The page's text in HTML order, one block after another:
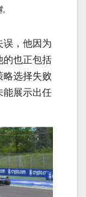
误，他因为
的也正包括
略选择失败
能展示出任